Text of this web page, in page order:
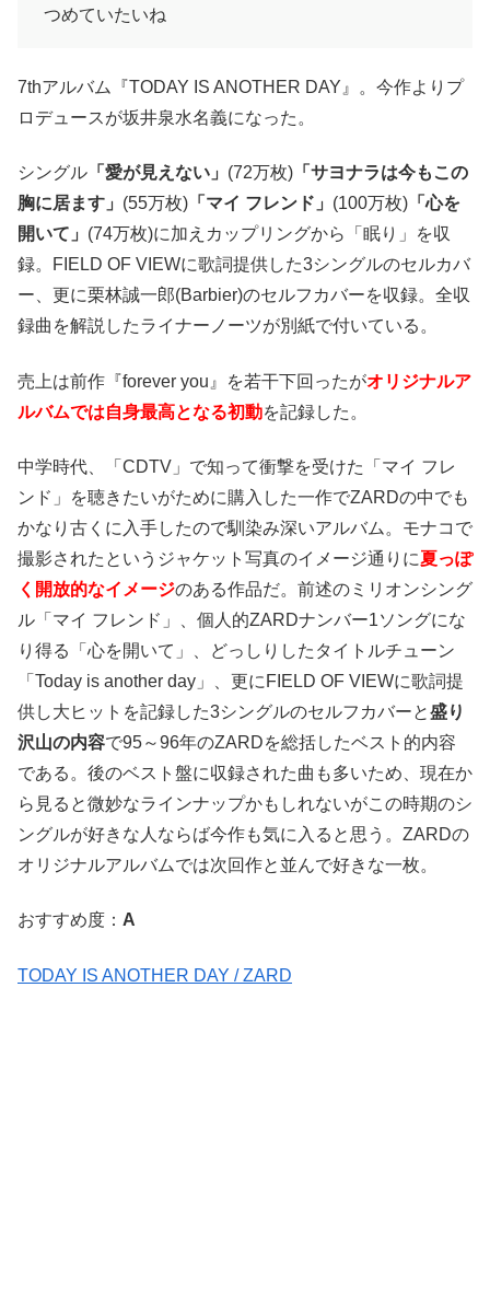
つめていたいね
7thアルバム『TODAY IS ANOTHER DAY』。今作よりプ
ロデュースが坂井泉水名義になった。
シングル 「愛が見えない」 (72万枚) 「サヨナラは今もこの
胸に居ます」 (55万枚) 「マイ フレンド」 (100万枚) 「心を
開いて」 (74万枚)に加えカップリングから「眠り」を収
録。FIELD OF VIEWに歌詞提供した3シングルのセルカバ
ー、更に栗林誠一郎(Barbier)のセルフカバーを収録。全収
録曲を解説したライナーノーツが別紙で付いている。
売上は前作『forever you』を若干下回ったがオリジナルア
ルバムでは自身最高となる初動を記録した。
中学時代、「CDTV」で知って衝撃を受けた「マイ フレ
ンド」を聴きたいがために購入した一作でZARDの中でも
かなり古くに入手したので馴染み深いアルバム。モナコで
撮影されたというジャケット写真のイメージ通りに夏っぽ
く開放的なイメージのある作品だ。前述のミリオンシング
ル「マイ フレンド」、個人的ZARDナンバー1ソングにな
り得る「心を開いて」、どっしりしたタイトルチューン
「Today is another day」、更にFIELD OF VIEWに歌詞提
供し大ヒットを記録した3シングルのセルフカバーと盛り
沢山の内容で95～96年のZARDを総括したベスト的内容
である。後のベスト盤に収録された曲も多いため、現在か
ら見ると微妙なラインナップかもしれないがこの時期のシ
ングルが好きな人ならば今作も気に入ると思う。ZARDの
オリジナルアルバムでは次回作と並んで好きな一枚。
おすすめ度： A
TODAY IS ANOTHER DAY / ZARD